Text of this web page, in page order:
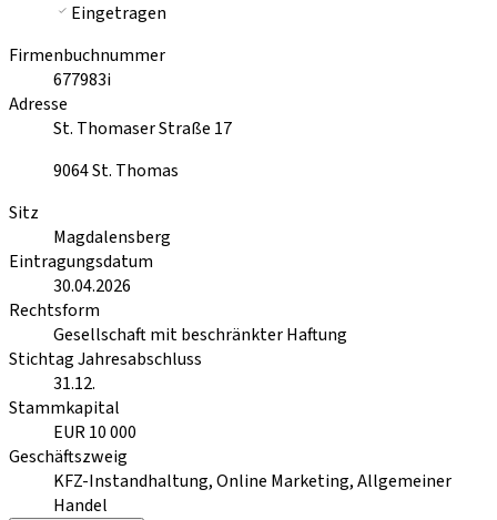
Eingetragen
Firmenbuchnummer
677983i
Adresse
St. Thomaser Straße 17
9064St. Thomas
Sitz
Magdalensberg
Eintragungsdatum
30.04.2026
Rechtsform
Gesellschaft mit beschränkter Haftung
Stichtag Jahresabschluss
31.12.
Stammkapital
EUR 10 000
Geschäftszweig
KFZ-Instandhaltung, Online Marketing, Allgemeiner
Handel